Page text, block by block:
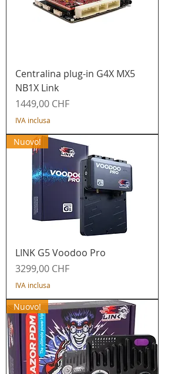
Centralina plug-in G4X MX5
NB1X Link
Prezzo
1449,00 CHF
IVA inclusa
Nuovo!
LINK G5 Voodoo Pro
Prezzo
3299,00 CHF
IVA inclusa
Nuovo!